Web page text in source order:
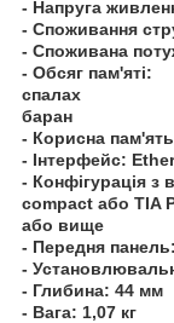
- Напруга
- Споживання
- Споживана
- Обсяг пам'яті:
спалах
баран
- Корисна
- Інтерфейс:
- Конфігурація з
compact або TIA
або вище
- Передня
-
- Глибина: 44 мм
- Вага: 1,07 кг